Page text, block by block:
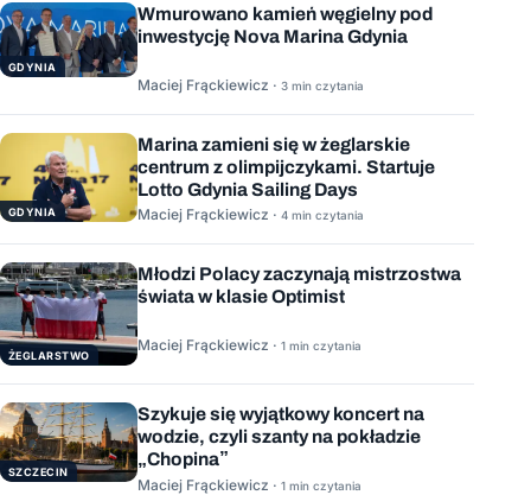
GDYNIA
Wmurowano kamień węgielny pod
inwestycję Nova Marina Gdynia
Maciej Frąckiewicz · 3 min czytania
GDYNIA
Marina zamieni się w żeglarskie
centrum z olimpijczykami. Startuje
Lotto Gdynia Sailing Days
Maciej Frąckiewicz · 4 min czytania
ŻEGLARSTWO
Młodzi Polacy zaczynają mistrzostwa
świata w klasie Optimist
Maciej Frąckiewicz · 1 min czytania
SZCZECIN
Szykuje się wyjątkowy koncert na
wodzie, czyli szanty na pokładzie
„Chopina”
Maciej Frąckiewicz · 1 min czytania